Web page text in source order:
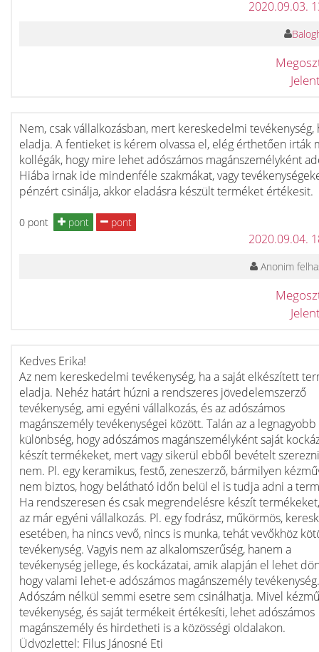
2020.09.03.
Nem, csak vállalkozásban, mert kereskedelmi tevékenység,
eladja. A fentieket is kérem olvassa el, elég érthetően irták
kollégák, hogy mire lehet adószámos magánszemélyként
Hiába irnak ide mindenféle szakmákat, vagy
pénzért csinálja, akkor eladásra készült terméket értékesit.
0 pont pont pont
2020.09.04.
Anonim
Kedves Erika!
Az nem kereskedelmi tevékenység, ha a saját elkészített
eladja. Nehéz határt húzni a rendszeres jövedelemszerző
tevékenység, ami egyéni vállalkozás, és az adószámos
magánszemély tevékenységei között. Talán az a legnagyobb
különbség, hogy adószámos magánszemélyként saját
készít termékeket, mert vagy sikerül ebből bevételt
nem. Pl. egy keramikus, festő, zeneszerző, bármilyen
nem biztos, hogy belátható időn belül el is tudja adni a
Ha rendszeresen és csak megrendelésre készít
az már egyéni vállalkozás. Pl. egy fodrász, műkörmös,
esetében, ha nincs vevő, nincs is munka, tehát vevőkhöz
tevékenység. Vagyis nem az alkalomszerűség, hanem a
tevékenység jellege, és kockázatai, amik alapján el lehet
hogy valami lehet-e adószámos magánszemély tevékenység.
Adószám nélkül semmi esetre sem csinálhatja. Mivel
tevékenység, és saját termékeit értékesíti, lehet adószámos
magánszemély és hirdetheti is a közösségi oldalakon.
Üdvözlettel: Filus Jánosné Eti